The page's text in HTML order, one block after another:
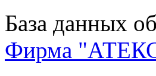
База данных
Фирма